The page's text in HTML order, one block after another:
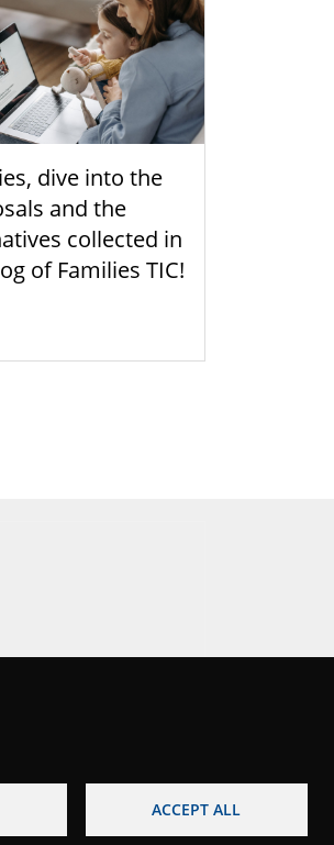
dive into the
and the
collected in
of Families TIC!
ACCEPT ALL